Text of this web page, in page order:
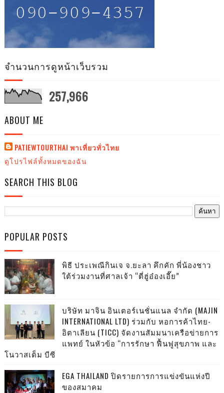
จำนวนการดูหน้าเว็บรวม
257,966
ABOUT ME
PATIEWTOURTHAI พาเที่ยวทั่วไทย
ดูโปรไฟล์ทั้งหมดของฉัน
SEARCH THIS BLOG
POPULAR POSTS
พิธี ประเพณีกินเจ จ.ยะลา คึกคัก พี่น้องชาว
ใต้ร่วมงานที่ศาลเจ้า “ตี่ฮู่อ๋องเอี๊ย”
บริษัท มาจิน อินเตอร์เนชั่นแนล จำกัด (MAJIN
INTERNATIONAL LTD) ร่วมกับ หอการค้าไทย-
อิตาเลียน (TICC) จัดงานสัมมนาเครือข่ายการ
แพทย์ ในหัวข้อ “การรักษา ฟื้นฟูสุขภาพ และ
โนวาสเต็ม บีซี
EGA THAILAND ปิดรายการการแข่งขันแห่งปี
ของสมาคม